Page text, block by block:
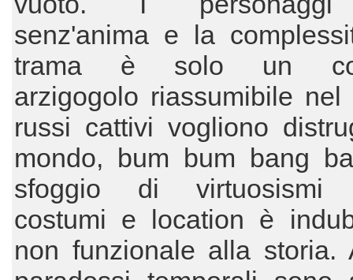
senz'anima e la
trama è solo un
arzigogolo riassumibile
russi cattivi vogliono
mondo, bum bum bang
sfoggio di virtuosismi
costumi e location è
non funzionale alla storia.